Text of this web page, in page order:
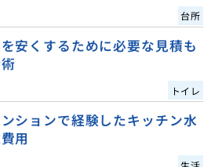
台所
安くするために必要な見積も
トイレ
ションで経験したキッチン水
用